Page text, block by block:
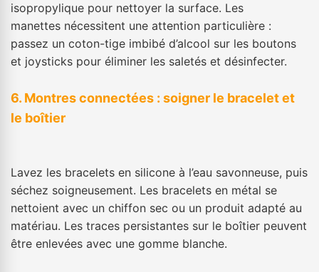
isopropylique pour nettoyer la surface. Les
manettes nécessitent une attention particulière :
passez un coton-tige imbibé d’alcool sur les boutons
et joysticks pour éliminer les saletés et désinfecter.
6. Montres connectées : soigner le bracelet et
le boîtier
Lavez les bracelets en silicone à l’eau savonneuse, puis
séchez soigneusement. Les bracelets en métal se
nettoient avec un chiffon sec ou un produit adapté au
matériau. Les traces persistantes sur le boîtier peuvent
être enlevées avec une gomme blanche.